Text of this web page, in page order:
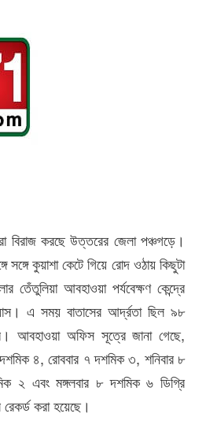
বিরাজ করছে উত্তরের জেলা পঞ্চগড়ে।
কুয়াশা কেটে গিয়ে রোদ ওঠায় কিছুটা
আবহাওয়া পর্যবেক্ষণ কেন্দ্রে
এ সময় বাতাসের আর্দ্রতা ছিল ৯৮
আবহাওয়া অফিস সূত্রে জানা গেছে,
৪, রোববার ৭ দশমিক ৩, শনিবার ৮
২ এবং মঙ্গলবার ৮ দশমিক ৬ ডিগ্রি
করা হয়েছে।